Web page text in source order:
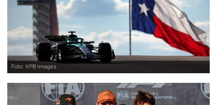
Foto: XPB Images